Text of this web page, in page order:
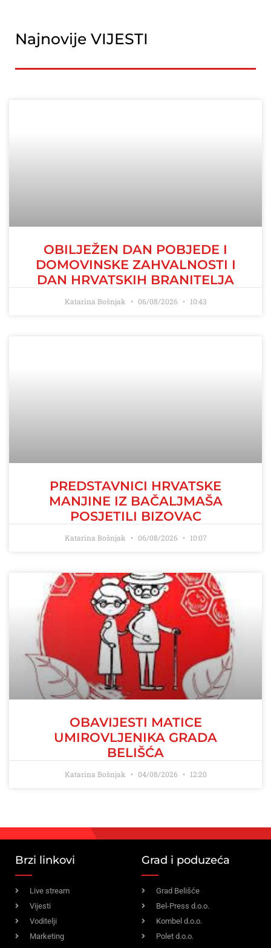
Najnovije VIJESTI
OBILJEŽEN DAN POBJEDE I
DOMOVINSKE ZAHVALNOSTI I
DAN HRVATSKIH BRANITELJA
Katarina Bošnjak 06/08/2026 10:43
PREDSTAVNICI HRVATSKE
MANJINE IZ BAČALJMAŠA
POSJETILI BIZOVAC
Katarina Bošnjak 06/08/2026 10:07
OBAVIJESTI MATICE
UMIROVLJENIKA GRADA
BELIŠĆA
Katarina Bošnjak 04/08/2026 12:20
Brzi linkovi
Live stream
Vijesti
Voditelji
Marketing
Grad i poduzeća
Grad Belišće
Bel-Press d.o.o.
Kombel d.o.o.
Polet d.o.o.